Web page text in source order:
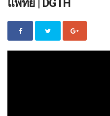
แพทย์ | DGTH